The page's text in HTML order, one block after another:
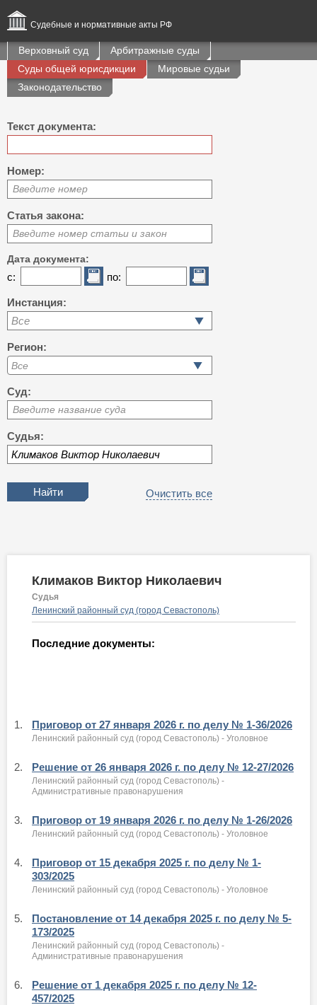
Судебные и нормативные акты РФ
Верховный суд
Арбитражные суды
Суды общей юрисдикции
Мировые судьи
Законодательство
Текст документа:
Номер:
Введите номер
Статья закона:
Введите номер статьи и закон
Дата документа:
с: по:
Инстанция:
Все
Регион:
Суд:
Введите название суда
Судья:
Очистить все
Климаков Виктор Николаевич
Судья
Ленинский районный суд (город Севастополь)
Последние документы:
1. Приговор от 27 января 2026 г. по делу № 1-36/2026
Ленинский районный суд (город Севастополь) - Уголовное
2. Решение от 26 января 2026 г. по делу № 12-27/2026
Ленинский районный суд (город Севастополь) -
Административные правонарушения
3. Приговор от 19 января 2026 г. по делу № 1-26/2026
Ленинский районный суд (город Севастополь) - Уголовное
4.
Приговор от 15 декабря 2025 г. по делу № 1-
303/2025
Ленинский районный суд (город Севастополь) - Уголовное
5.
Постановление от 14 декабря 2025 г. по делу № 5-
173/2025
Ленинский районный суд (город Севастополь) -
Административные правонарушения
6.
Решение от 1 декабря 2025 г. по делу № 12-
457/2025